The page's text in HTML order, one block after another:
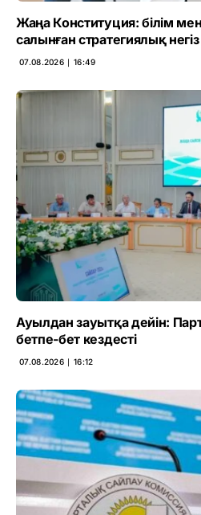
Жаңа Конституция: білім
салынған стратегиялық негіз
07.08.2026 ∣ 16:49
Ауылдан зауытқа дейін:
бетпе-бет кездесті
07.08.2026 ∣ 16:12